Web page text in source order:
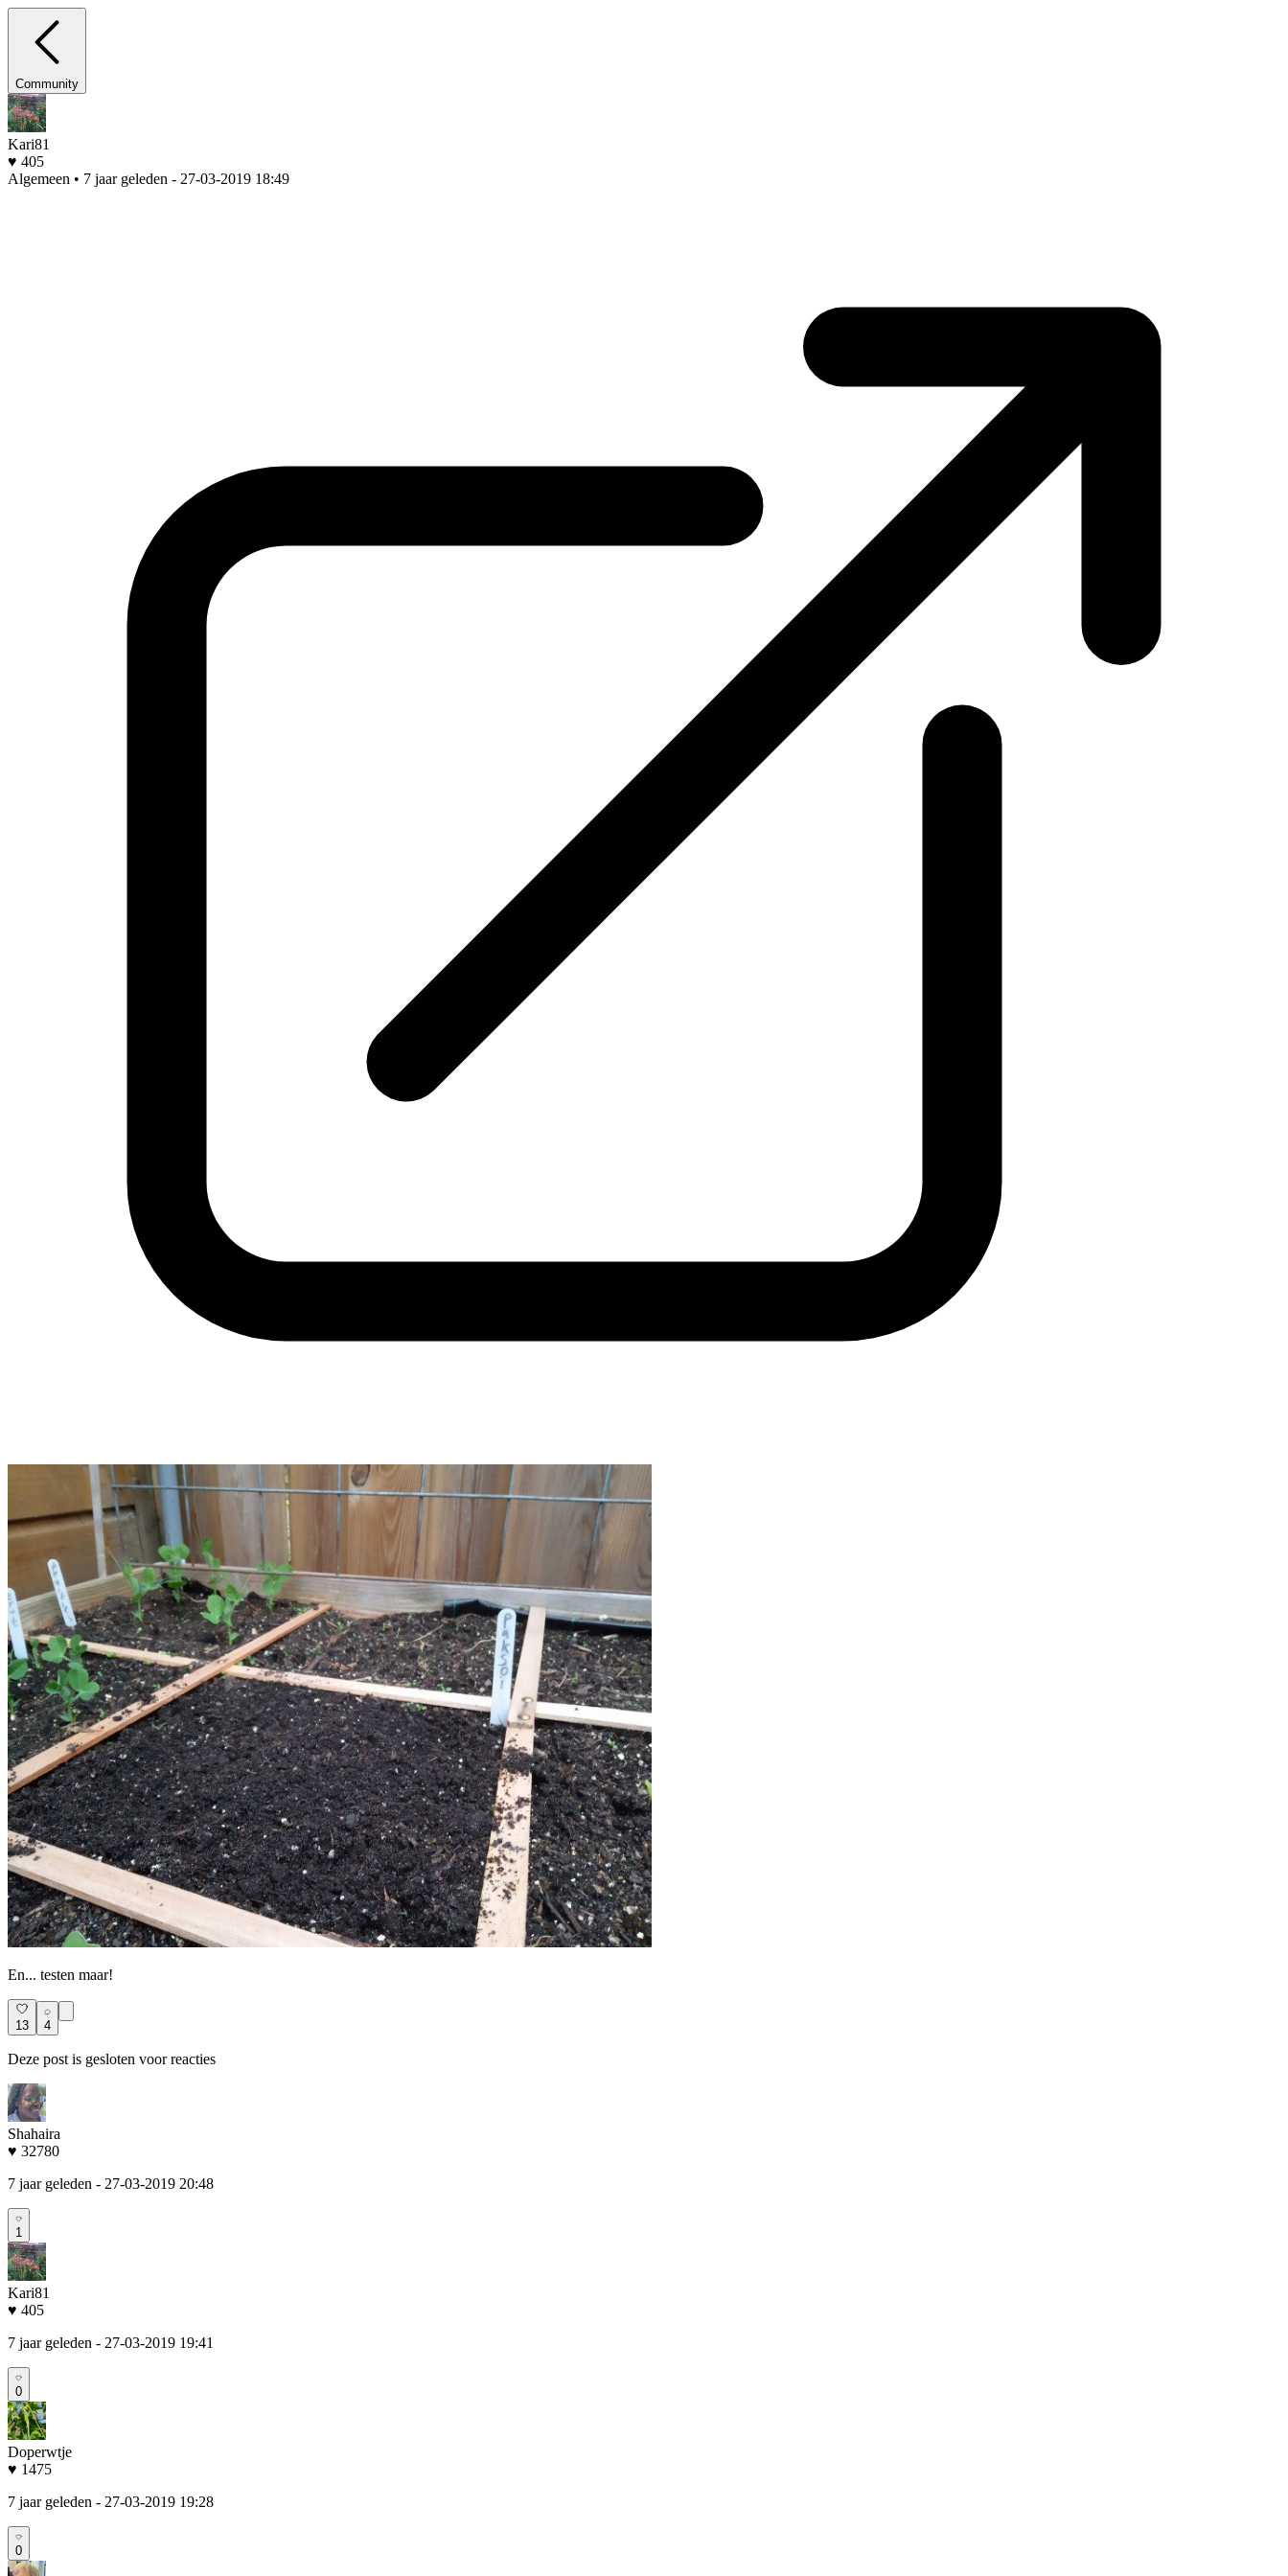
Community
Kari81
♥ 405
Algemeen • 7 jaar geleden - 27-03-2019 18:49
En... testen maar!
13 4
Deze post is gesloten voor reacties
Shahaira
♥ 32780
7 jaar geleden - 27-03-2019 20:48
1
Kari81
♥ 405
7 jaar geleden - 27-03-2019 19:41
0
Doperwtje
♥ 1475
7 jaar geleden - 27-03-2019 19:28
0